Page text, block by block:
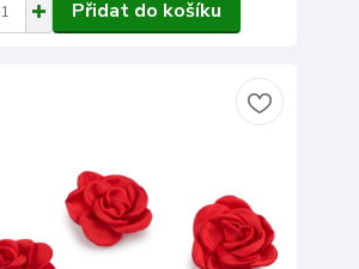
Přidat do košíku